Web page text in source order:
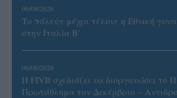
06/08/2026
Το πάλεψε μέχρι τέλους η Εθνική
στην Ιταλία Β’
06/08/2026
Η FIVB σχεδιάζει να διοργανώσει το
Πρωτάθλημα τον Δεκέμβριο –